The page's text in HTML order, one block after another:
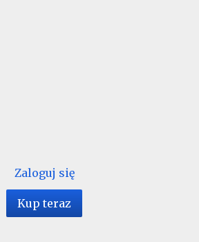
Zaloguj się
Kup teraz